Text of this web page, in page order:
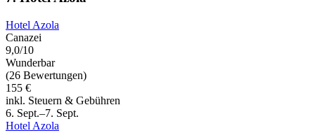
Hotel Azola
Canazei
9,0/10
Wunderbar
(26 Bewertungen)
155 €
inkl. Steuern & Gebühren
6. Sept.–7. Sept.
Hotel Azola